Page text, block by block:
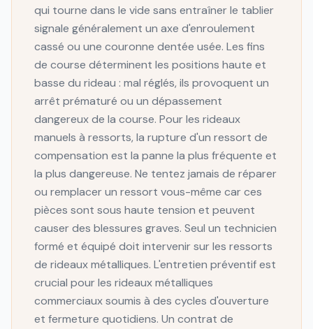
qui tourne dans le vide sans entraîner le tablier
signale généralement un axe d'enroulement
cassé ou une couronne dentée usée. Les fins
de course déterminent les positions haute et
basse du rideau : mal réglés, ils provoquent un
arrêt prématuré ou un dépassement
dangereux de la course. Pour les rideaux
manuels à ressorts, la rupture d'un ressort de
compensation est la panne la plus fréquente et
la plus dangereuse. Ne tentez jamais de réparer
ou remplacer un ressort vous-même car ces
pièces sont sous haute tension et peuvent
causer des blessures graves. Seul un technicien
formé et équipé doit intervenir sur les ressorts
de rideaux métalliques. L'entretien préventif est
crucial pour les rideaux métalliques
commerciaux soumis à des cycles d'ouverture
et fermeture quotidiens. Un contrat de